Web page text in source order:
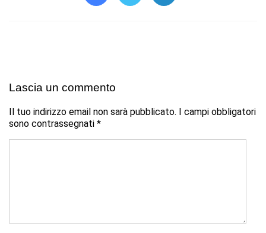
Lascia un commento
Il tuo indirizzo email non sarà pubblicato. I campi obbligatori
sono contrassegnati *